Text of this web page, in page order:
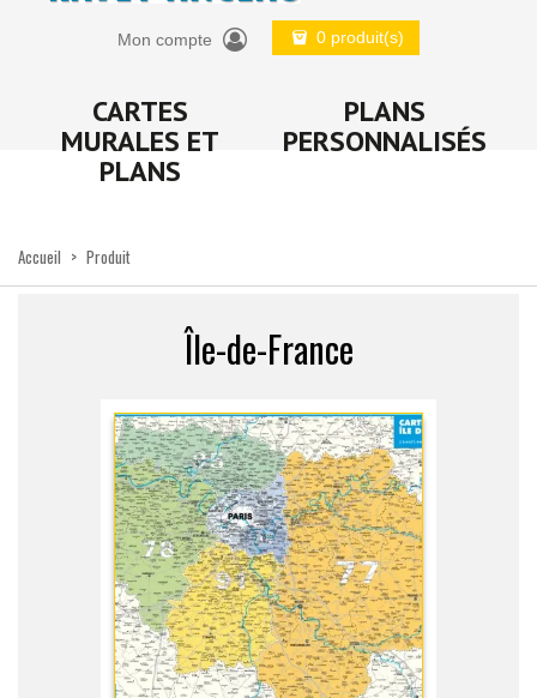
Mon compte 0 produit(s)
CARTES
MURALES ET
PLANS
PLANS
PERSONNALISÉS
Accueil > Produit
Île-de-France